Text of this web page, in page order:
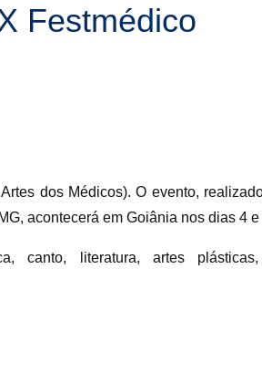
Festmédico
dos Médicos). O evento,
acontecerá em Goiânia nos dias 4
canto, literatura, artes